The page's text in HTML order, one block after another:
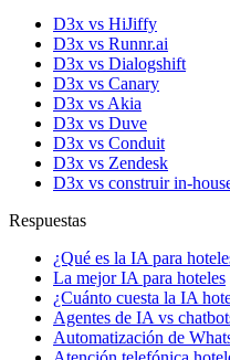
D3x vs HiJiffy
D3x vs Runnr.ai
D3x vs Dialogshift
D3x vs Canary
D3x vs Akia
D3x vs Duve
D3x vs Conduit
D3x vs Zendesk
D3x vs construir in-
Respuestas
¿Qué es la IA para
La mejor IA para hoteles
¿Cuánto cuesta la IA
Agentes de IA vs
Automatización de